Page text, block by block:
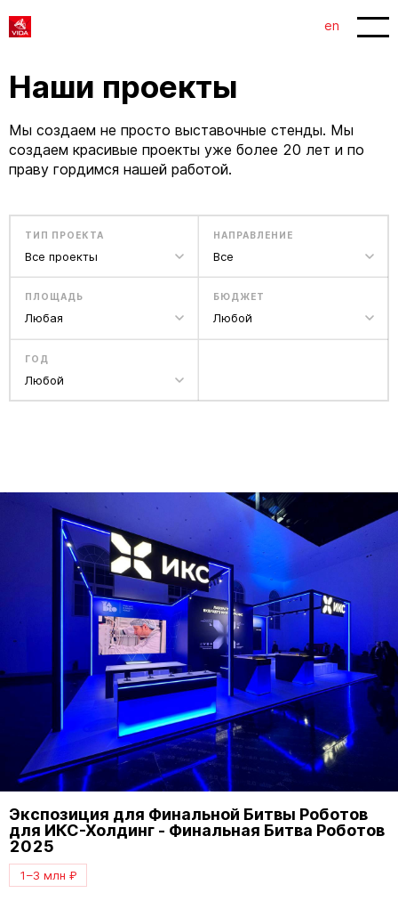
en
Наши проекты
Мы создаем не просто выставочные стенды. Мы
создаем красивые проекты уже более 20 лет и по
праву гордимся нашей работой.
ТИП ПРОЕКТА
Все проекты
НАПРАВЛЕНИЕ
Все
ПЛОЩАДЬ
Любая
БЮДЖЕТ
Любой
ГОД
Любой
Экспозиция для Финальной Битвы Роботов
для ИКС-Холдинг - Финальная Битва Роботов
2025
1–3 млн ₽